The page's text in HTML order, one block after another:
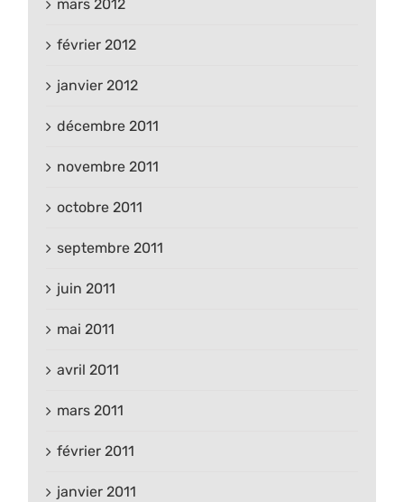
mars 2012
février 2012
janvier 2012
décembre 2011
novembre 2011
octobre 2011
septembre 2011
juin 2011
mai 2011
avril 2011
mars 2011
février 2011
janvier 2011